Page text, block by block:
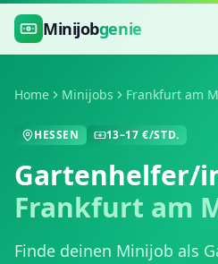
Zum Hauptinhalt springen
Minijobgenie
Home Minijobs Frankfurt am
HESSEN 13–17 €/STD.
Gartenhelfer/
Frankfurt am
Finde deinen Minijob als